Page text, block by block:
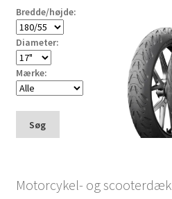
Bredde/højde:
Diameter:
Mærke:
Søg
Motorcykel- og scooterdæk